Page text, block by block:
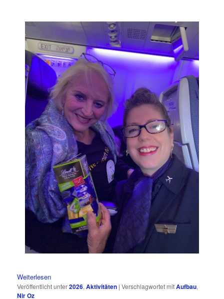
Weiterlesen
Veröffentlicht unter2026,Aktivitäten |Verschlagwortet mitAufbau,
Nir Oz